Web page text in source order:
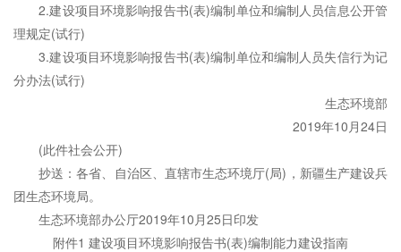
2.建设项目环境影响报告书(表)编制单位和编制人员信息公开管
理规定(试行)
3.建设项目环境影响报告书(表)编制单位和编制人员失信行为记
分办法(试行)
生态环境部
2019年10月24日
(此件社会公开)
抄送：各省、自治区、直辖市生态环境厅(局)，新疆生产建设兵
团生态环境局。
生态环境部办公厅2019年10月25日印发
附件1 建设项目环境影响报告书(表)编制能力建设指南